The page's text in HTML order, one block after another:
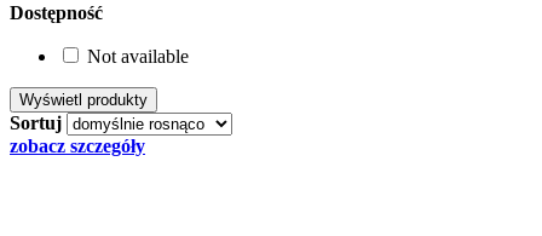
Dostępność
Not available
Sortuj
zobacz szczegóły